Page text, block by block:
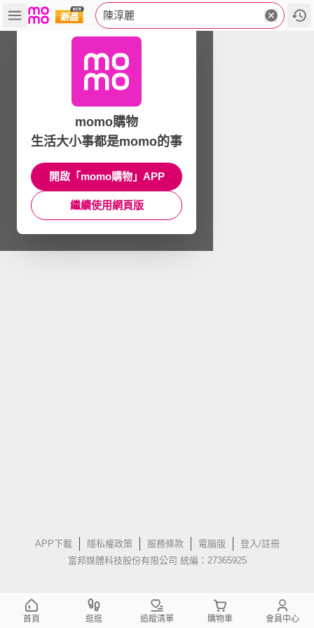
陳淳麗
APP下載 隱私權政策 服務條款 電腦版
登入/註冊
富邦媒體科技股份有限公司 統編：27365925
momo購物
生活大小事都是momo的事
開啟「momo購物」APP
繼續使用網頁版
首頁 逛逛 追蹤清單 購物車 會員中心